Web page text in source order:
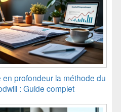
en profondeur la méthode du
: Guide complet